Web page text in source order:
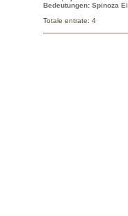
Bedeutungen: Spinoza
Totale entrate: 4